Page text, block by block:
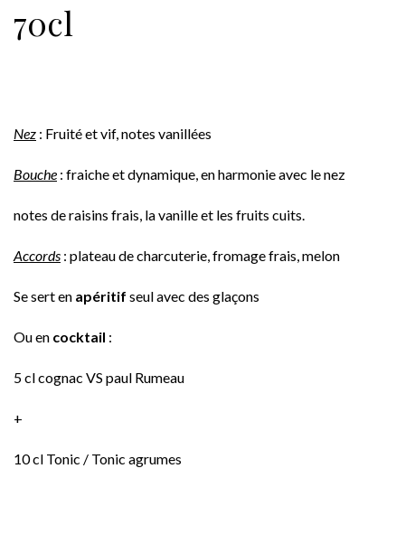
70cl
Nez : Fruité et vif, notes vanillées
Bouche : fraiche et dynamique, en harmonie avec le nez
notes de raisins frais, la vanille et les fruits cuits.
Accords : plateau de charcuterie, fromage frais, melon
Se sert en apéritif seul avec des glaçons
Ou en cocktail :
5 cl cognac VS paul Rumeau
+
10 cl Tonic / Tonic agrumes